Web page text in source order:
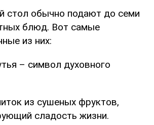
стол обычно подают до семи
блюд. Вот самые
из них:
– символ духовного
из сушеных фруктов,
сладость жизни.